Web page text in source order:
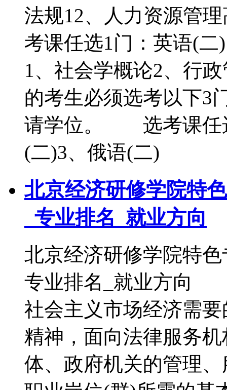
法规12、人力资源管
考课任选1门：英语(
1、社会学概论2、行
的考生必须选考以下3
请学位。 选考课任
(二)3、俄语(二)
北京经济研修学院特
_专业排名_就业方向
北京经济研修学院特
专业排名_就业方
社会主义市场经济需
精神，面向法律服务
体、政府机关的管理